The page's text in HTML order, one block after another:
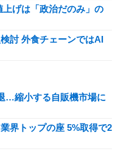
げは「政治だのみ」の
討 外食チェーンではAI
…縮小する自販機市場に
界トップの座 5%取得で2